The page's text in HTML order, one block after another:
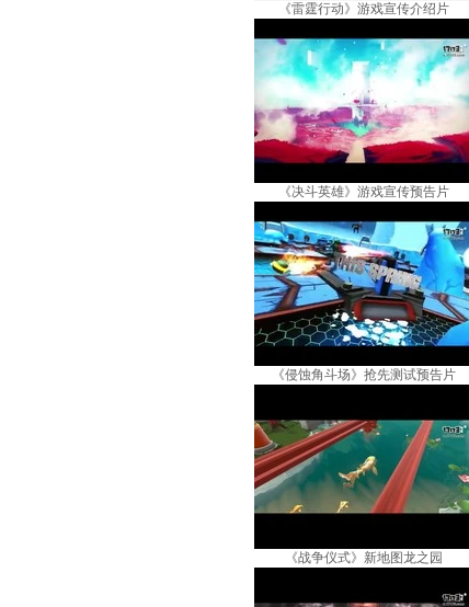
《雷霆行动》游戏宣传介绍片
《决斗英雄》游戏宣传预告片
《侵蚀角斗场》抢先测试预告片
《战争仪式》新地图龙之园